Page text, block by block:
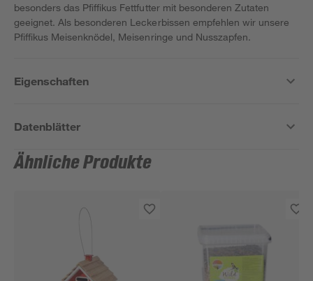
besonders das Pfiffikus Fettfutter mit besonderen Zutaten
geeignet. Als besonderen Leckerbissen empfehlen wir unsere
Pfiffikus Meisenknödel, Meisenringe und Nusszapfen.
Eigenschaften
Datenblätter
Ähnliche Produkte